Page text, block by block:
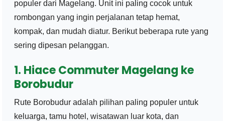
populer dari Magelang. Unit ini paling cocok untuk
rombongan yang ingin perjalanan tetap hemat,
kompak, dan mudah diatur. Berikut beberapa rute yang
sering dipesan pelanggan.
1. Hiace Commuter Magelang ke
Borobudur
Rute Borobudur adalah pilihan paling populer untuk
keluarga, tamu hotel, wisatawan luar kota, dan